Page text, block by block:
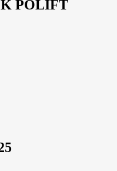
POLIFT